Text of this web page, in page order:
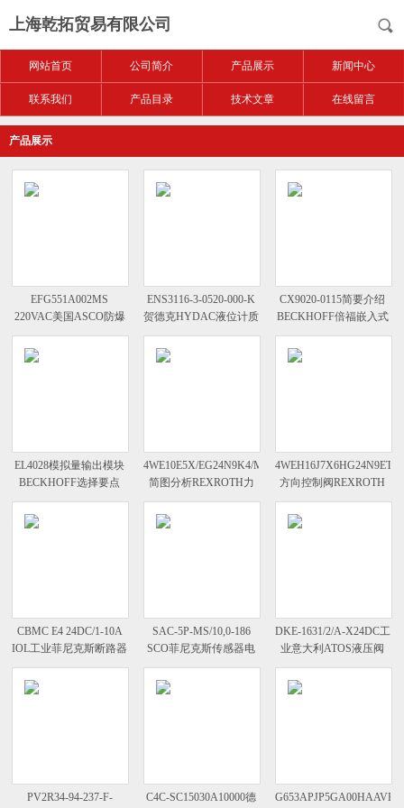
上海乾拓贸易有限公司
网站首页 公司简介 产品展示 新闻中心
联系我们 产品目录 技术文章 在线留言
产品展示
EFG551A002MS
220VAC美国ASCO防爆
电磁阀效果图
ENS3116-3-0520-000-K
贺德克HYDAC液位计质
保1年
CX9020-0115简要介绍
BECKHOFF倍福嵌入式
控制器
EL4028模拟量输出模块
BECKHOFF选择要点
4WE10E5X/EG24N9K4/M
简图分析REXROTH力
士乐减压阀
方向控制阀REXROTH
安装与使用
CBMC E4 24DC/1-10A
IOL工业菲尼克斯断路器
SAC-5P-MS/10,0-186
SCO菲尼克斯传感器电
缆
DKE-1631/2/A-X24DC工
业意大利ATOS液压阀
PV2R34-94-237-F-
C4C-SC15030A10000德